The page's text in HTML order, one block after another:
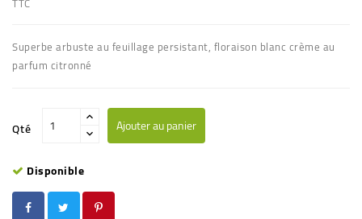
Superbe arbuste au feuillage persistant, floraison blanc crème au
parfum citronné
Qté Ajouter au panier
Disponible